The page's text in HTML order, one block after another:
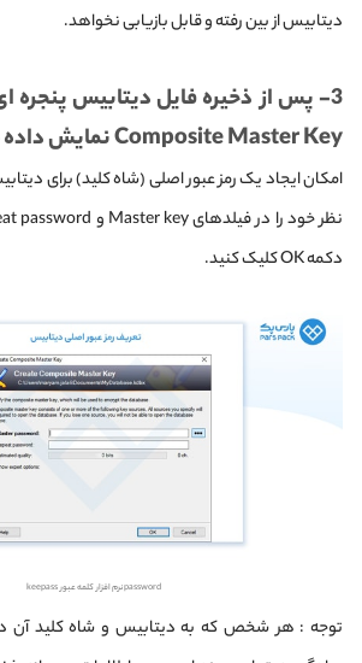
دیتابیس از بین رفته و قابل بازیابی نخواهد.
Composite Master Key نمایش داده خواهد شد.
امکان ایجاد یک رمز عبور اصلی (شاه کلید) برای
دکمه OK کلیک کنید.
password نرم افزار کلمه عبور keepass
توجه : هر شخص که به دیتابیس و شاه کلید آن